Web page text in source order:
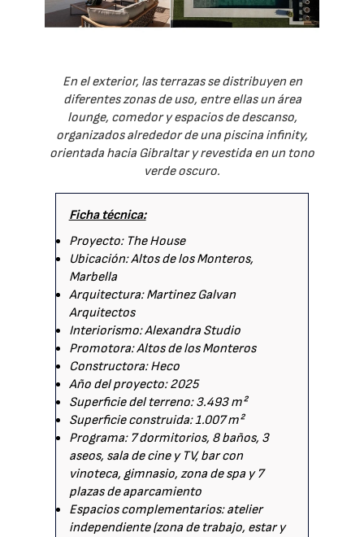
En el exterior, las terrazas se distribuyen en
diferentes zonas de uso, entre ellas un área
lounge, comedor y espacios de descanso,
organizados alrededor de una piscina infinity,
orientada hacia Gibraltar y revestida en un tono
verde oscuro.
Ficha técnica:
Proyecto: The House
Ubicación: Altos de los Monteros,
Marbella
Arquitectura: Martinez Galvan
Arquitectos
Interiorismo: Alexandra Studio
Promotora: Altos de los Monteros
Constructora: Heco
Año del proyecto: 2025
Superficie del terreno: 3.493 m²
Superficie construida: 1.007 m²
Programa: 7 dormitorios, 8 baños, 3
aseos, sala de cine y TV, bar con
vinoteca, gimnasio, zona de spa y 7
plazas de aparcamiento
Espacios complementarios: atelier
independiente (zona de trabajo, estar y